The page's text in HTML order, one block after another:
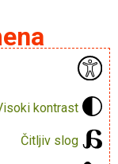
kontrast
Čitljiv slog